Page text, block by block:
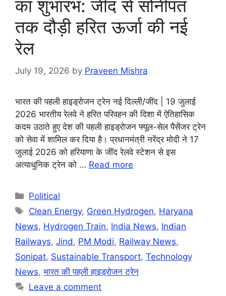
का शुभारंभ: जींद से सोनीपत
तक दौड़ी हरित ऊर्जा की नई
रेल
July 19, 2026 by Praveen Mishra
भारत की पहली हाइड्रोजन ट्रेन नई दिल्ली/जींद | 19 जुलाई
2026 भारतीय रेलवे ने हरित परिवहन की दिशा में ऐतिहासिक
कदम उठाते हुए देश की पहली हाइड्रोजन फ्यूल-सेल पैसेंजर ट्रेन
को सेवा में शामिल कर दिया है। प्रधानमंत्री नरेंद्र मोदी ने 17
जुलाई 2026 को हरियाणा के जींद रेलवे स्टेशन से इस
अत्याधुनिक ट्रेन को … Read more
Categories
Political
Tags
Clean Energy, Green Hydrogen, Haryana
News, Hydrogen Train, India News, Indian
Railways, Jind , PM Modi, Railway News,
Sonipat, Sustainable Transport, Technology
News, भारत की पहली हाइड्रोजन ट्रेन
Leave a comment